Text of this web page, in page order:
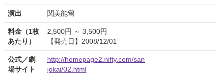
演出 関美能留
料金（1枚
あたり）
2,500円 ～ 3,500円
【発売日】2008/12/01
公式／劇
場サイト
http://homepage2.nifty.com/san
jokai/02.html